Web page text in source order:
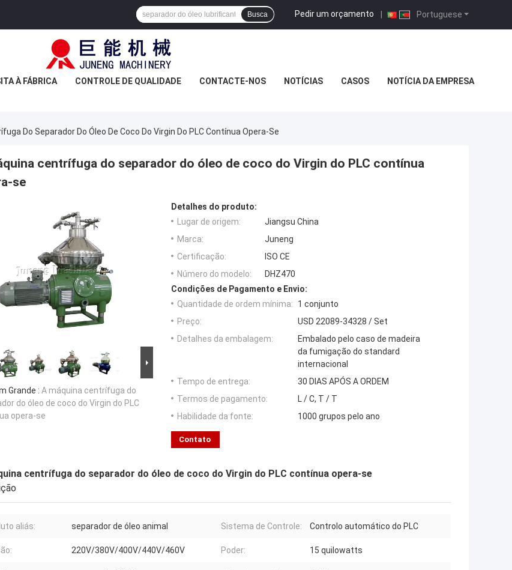
Portuguese
Pedir um orçamento |
Busca
À FÁBRICA CONTROLE DE QUALIDADE CONTACTE-NOS NOTÍCIAS CASOS NOTÍCIA DA EMPRESA
Do Separador Do Óleo De Coco Do Virgin Do PLC Contínua Opera-Se
centrífuga do separador do óleo de coco do Virgin do PLC contínua
se
Grande : A máquina centrífuga do
do óleo de coco do Virgin do PLC
opera-se
Detalhes do produto:
Lugar de origem:
Jiangsu China
Marca:
Juneng
Certificação:
ISO CE
Número do modelo:
DHZ470
Condições de Pagamento e Envio:
Quantidade de ordem mínima:
1 conjunto
Preço:
USD 22089-34328 / Set
Detalhes da embalagem:
Embalado pelo caso de madeira
da fumigação do standard
internacional
Tempo de entrega:
30 DIAS APÓS A ORDEM
Termos de pagamento:
L / C, T / T
Habilidade da fonte:
1000 grupos pelo ano
Contato
centrífuga do separador do óleo de coco do Virgin do PLC contínua opera-se
aliás: separador de óleo animal Sistema de Controle: Controlo automático do PLC
220V/380V/400V/440V/460V Poder: 15 quilowatts